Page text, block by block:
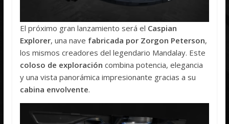
El próximo gran lanzamiento será el Caspian
Explorer, una nave fabricada por Zorgon Peterson,
los mismos creadores del legendario Mandalay. Este
coloso de exploración combina potencia, elegancia
y una vista panorámica impresionante gracias a su
cabina envolvente.